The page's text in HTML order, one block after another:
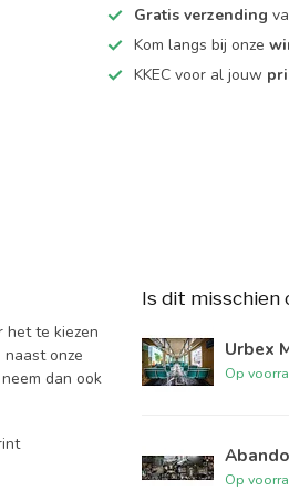
Gratis verzending
Kom langs bij onze
KKEC voor al jouw
het te kiezen
onze
dan ook
Is dit misschien
Urbex
Op
Op